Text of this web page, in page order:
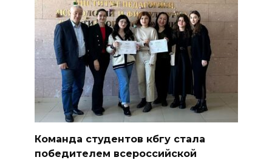
Команда студентов кбгу стала
победителем всероссийской